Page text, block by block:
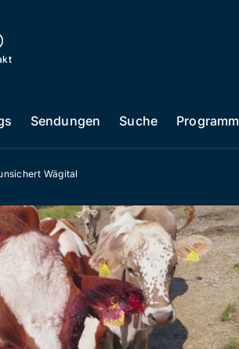
Sendungen Suche Programm
Wägital